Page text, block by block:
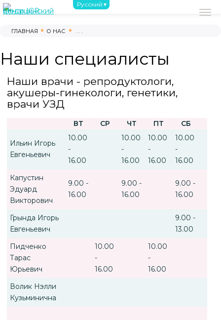
Русский
О нас
(096) 220-00-03
(095) 220-00-03
(093) 220-00-03
г. Киев, проспект Берестейский, 121-Б
ГЛАВНАЯ О НАС . . .
Наши специалисты
Наши врачи - репродуктологи,
акушеры-гинекологи, генетики,
врачи УЗД
ВТ СР ЧТ ПТ СБ
Ильин Игорь
Евгеньевич
10.00
-
16.00
10.00
-
16.00
10.00
-
16.00
10.00
-
16.00
Капустин
Эдуард
Викторович
9.00 -
16.00
9.00 -
16.00
9.00 -
16.00
Грында Игорь
Евгеньевич
9.00 -
13.00
Пидченко
Тарас
Юрьевич
10.00
-
16.00
10.00
-
16.00
Волик Нэлли
Кузьминична